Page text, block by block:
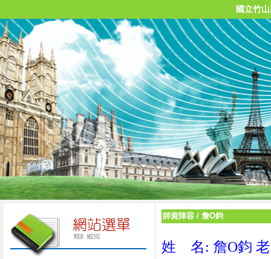
國立竹
師資陣容 / 詹O鈞
姓 名: 詹O鈞